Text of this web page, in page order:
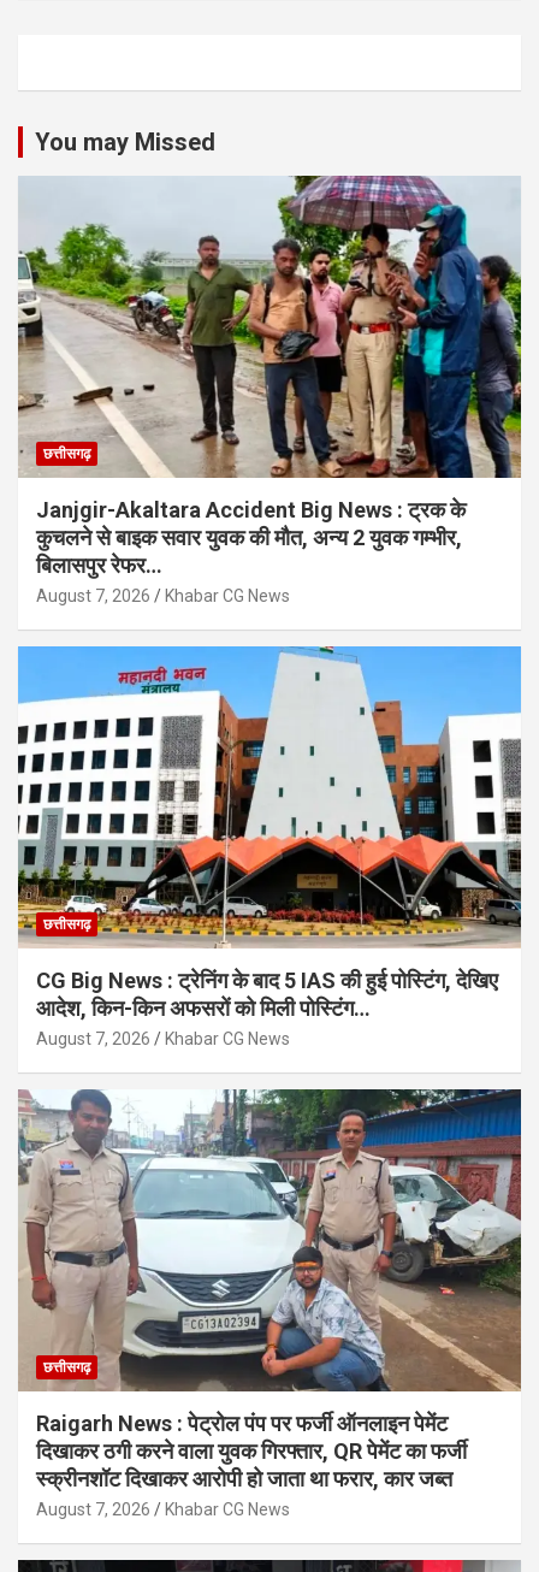
You may Missed
छत्तीसगढ़
Janjgir-Akaltara Accident Big News : ट्रक के
कुचलने से बाइक सवार युवक की मौत, अन्य 2 युवक गम्भीर,
बिलासपुर रेफर…
August 7, 2026 Khabar CG News
छत्तीसगढ़
CG Big News : ट्रेनिंग के बाद 5 IAS की हुई पोस्टिंग, देखिए
आदेश, किन-किन अफसरों को मिली पोस्टिंग…
August 7, 2026 Khabar CG News
छत्तीसगढ़
Raigarh News : पेट्रोल पंप पर फर्जी ऑनलाइन पेमेंट
दिखाकर ठगी करने वाला युवक गिरफ्तार, QR पेमेंट का फर्जी
स्क्रीनशॉट दिखाकर आरोपी हो जाता था फरार, कार जब्त
August 7, 2026 Khabar CG News